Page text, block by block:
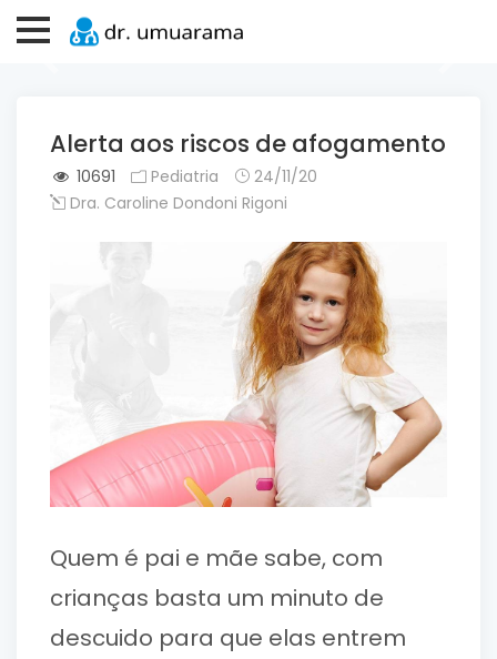
Alerta aos riscos de afogamento
10691 Pediatria
24/11/20
Dra. Caroline Dondoni Rigoni
Quem é pai e mãe sabe, com
crianças basta um minuto de
descuido para que elas entrem